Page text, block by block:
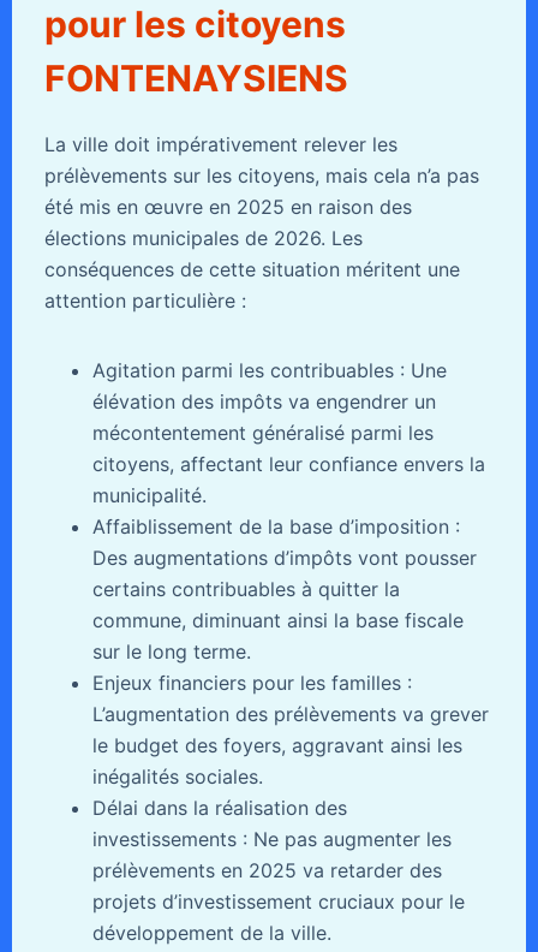
pour les citoyens
FONTENAYSIENS
La ville doit impérativement relever les
prélèvements sur les citoyens, mais cela n’a pas
été mis en œuvre en 2025 en raison des
élections municipales de 2026. Les
conséquences de cette situation méritent une
attention particulière :
Agitation parmi les contribuables : Une
élévation des impôts va engendrer un
mécontentement généralisé parmi les
citoyens, affectant leur confiance envers la
municipalité.
Affaiblissement de la base d’imposition :
Des augmentations d’impôts vont pousser
certains contribuables à quitter la
commune, diminuant ainsi la base fiscale
sur le long terme.
Enjeux financiers pour les familles :
L’augmentation des prélèvements va grever
le budget des foyers, aggravant ainsi les
inégalités sociales.
Délai dans la réalisation des
investissements : Ne pas augmenter les
prélèvements en 2025 va retarder des
projets d’investissement cruciaux pour le
développement de la ville.